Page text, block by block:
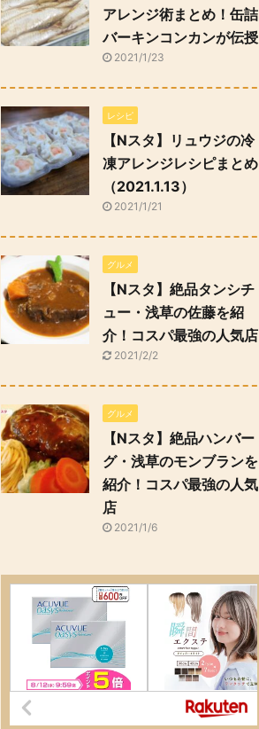
アレンジ術まとめ！缶詰
バーキンコンカンが伝授
2021/1/23
レシピ
【Nスタ】リュウジの冷
凍アレンジレシピまとめ
（2021.1.13）
2021/1/21
グルメ
【Nスタ】絶品タンシチ
ュー・浅草の佐藤を紹
介！コスパ最強の人気店
2021/2/2
グルメ
【Nスタ】絶品ハンバー
グ・浅草のモンブランを
紹介！コスパ最強の人気
店
2021/1/6